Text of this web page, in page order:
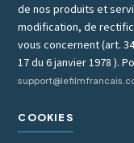
de nos produits et
modification, de
vous concernent (art.
17 du 6 janvier 1978 ).
COOKIES